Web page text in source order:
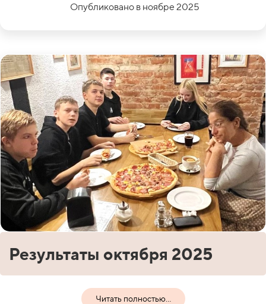
Опубликовано в ноябре 2025
Результаты октября 2025
Читать полностью...